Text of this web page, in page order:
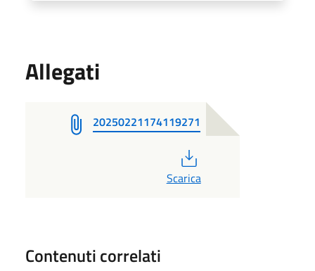
Allegati
20250221174119271
Scarica
Contenuti correlati